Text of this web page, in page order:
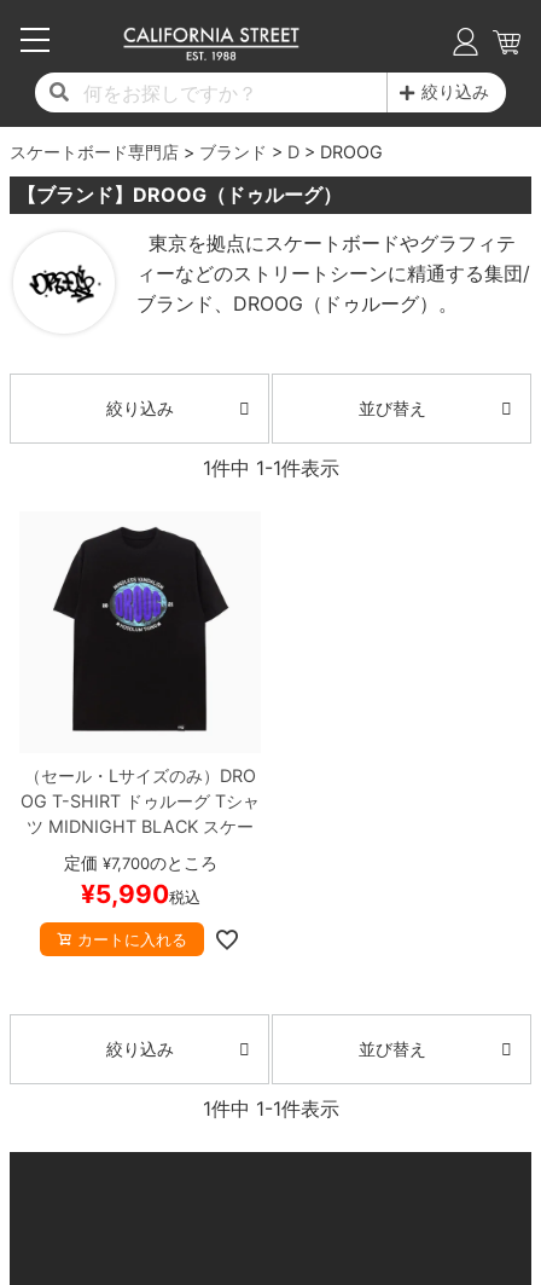
絞り込み
スケートボード専門店 ブランド D DROOG
【ブランド】DROOG（ドゥルーグ）
東京を拠点にスケートボードやグラフィテ
ィーなどのストリートシーンに精通する集団/
ブランド、DROOG（ドゥルーグ）。
絞り込み 並び替え
1件中 1-1件表示
（セール・Lサイズのみ） DRO
OG T-SHIRT ドゥルーグ Tシャ
ツ MIDNIGHT BLACK スケー
トボード スケボー
定価 ¥7,700のところ
¥5,990税込
カートに入れる
絞り込み 並び替え
1件中 1-1件表示
17時までのご注文は当日発送！
11,000円以上で送料無料！
毎月1日はポイント5倍！10日と20日は3倍！
コンプリートセット（完成品）
デッキ
17時までのご注文は当日発送！
11,000円以上で送料無料！
毎月1日はポイント5倍！10日と20日は3倍！
デッキ新着一覧
デッキブランド一覧（全てのデッキ）
子供用デッキ
7.0inch以下
7.2inch
7.3inch
7.9inch
8.0inch
8.1inch
8.2inch
8.3inch
8.4inch
8.5inch
8.6inch
8.7inch
17時までのご注文は当日発送！
11,000円以上で送料無料！
毎月1日はポイント5倍！10日と20日は3倍！
トラック新着一覧
トラックブランド一覧（全てのトラック）
7.0inch以下
7.2inch
7.3inch
7.5inch
8.0inch
8.1inch
8.2inch
8.3inch
8.4inch
8.5inch
8.6inch
8.7inch
8.8inch
ウィール
17時までのご注文は当日発送！
11,000円以上で送料無料！
毎月1日はポイント5倍！10日と20日は3倍！
ウィール新着一覧
ウィールブランド一覧（全てのウィール）
50mm
51mm
52mm
53mm
58mm
59mm
60mm
62mm
63mm
64mm
65mm
70mm
72mm
スピットファイヤー F4（フォーミュラフォ
ボーンズ STF（エスティーエフ）
パウエルペラルタ DF（ドラゴンフォーミュ
ソフトウィール（クルーザー）
デッキテープ
ボルト
パーツ・その他
ヘルメット・パッド
練習用アイテム（初心者におすすめ）
スケートケース・バッグ
17時までのご注文は当日発送！
11,000円以上で送料無料！
毎月1日はポイント5倍！10日と20日は3倍！
シューズ新着一覧
シューズブランド一覧
20cm
21cm
22cm
22.5cm
25cm
25.5cm
26cm
26.5cm
27cm
27.5cm
28cm
28.5cm
29cm
シューレース・その他
17時までのご注文は当日発送！
11,000円以上で送料無料！
毎月1日はポイント5倍！10日と20日は3倍！
Tシャツ
ロングスリーブTシャツ
パーカー
トレーナー・セーター
パンツ
ショーツ
長袖ボタンシャツ
半袖シャツ
ソックス
17時までのご注文は当日発送！
11,000円以上で送料無料！
毎月1日はポイント5倍！10日と20日は3倍！
最新ブログ一覧
カテゴリー
17時までのご注文は当日発送！
11,000円以上で送料無料！
毎月1日はポイント5倍！10日と20日は3倍！
初心者の方へ
商品情報
スタッフおすすめアイテム
スケートパーク情報
17時までのご注文は当日発送！
11,000円以上で送料無料！
毎月1日はポイント5倍！10日と20日は3倍！
店舗情報
ショップライダー紹介
カリフォルニアストリートの歴史
プライバシーポリシー
特定商取引法に基づく表記